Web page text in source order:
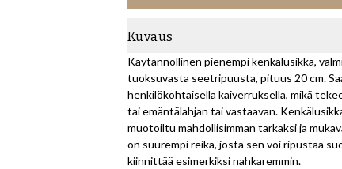
Kuvaus
Käytännöllinen pienempi kenkälusikka,
tuoksuvasta seetripuusta, pituus 20 cm.
henkilökohtaisella kaiverruksella, mikä
tai emäntälahjan tai vastaavan.
muotoiltu mahdollisimman tarkaksi ja
on suurempi reikä, josta sen voi ripustaa
kiinnittää esimerkiksi nahkaremmin.